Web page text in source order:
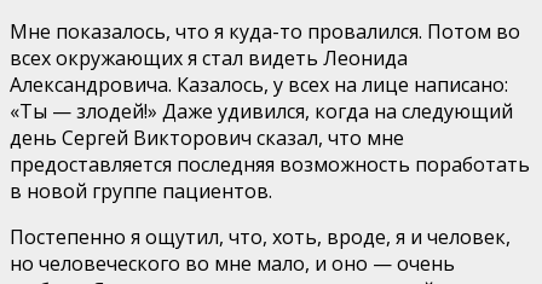
Мне показалось, что я куда-то провалился. Потом во
всех окружающих я стал видеть Леонида
Александровича. Казалось, у всех на лице написано:
«Ты — злодей!» Даже удивился, когда на следующий
день Сергей Викторович сказал, что мне
предоставляется последняя возможность поработать
в новой группе пациентов.
Постепенно я ощутил, что, хоть, вроде, я и человек,
но человеческого во мне мало, и оно — очень